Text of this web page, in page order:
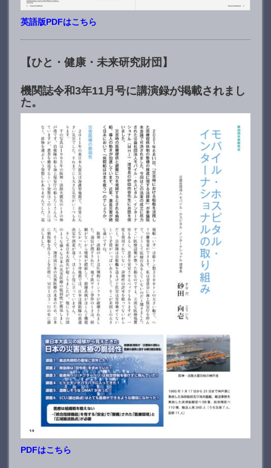
英語版PDFはこちら
【ひと・健康・未来研究財団】
機関誌令和3年11月号に講演録が掲載されまし
た。
PDFはこちら